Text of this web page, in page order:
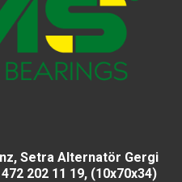
Setra Alternatör Gergi
472 202 11 19, (10x70x34)